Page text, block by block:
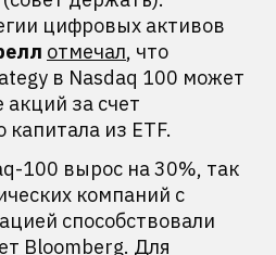
цифровых активов
отмечал, что
в Nasdaq 100 может
акций за счет
капитала из ETF.
100 вырос на 30%, так
компаний с
способствовали
Bloomberg. Для